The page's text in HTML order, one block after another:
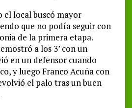
el local buscó mayor
que no podía seguir con
de la primera etapa.
a los 3’ con un
en un defensor cuando
y luego Franco Acuña con
el palo tras un buen